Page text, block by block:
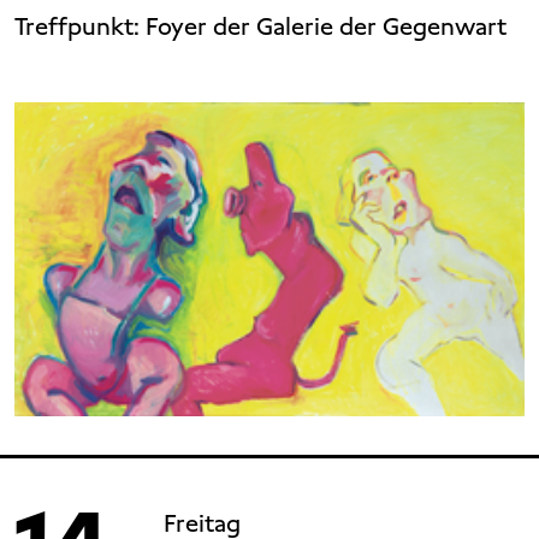
Treffpunkt: Foyer der Galerie der Gegenwart
Freitag